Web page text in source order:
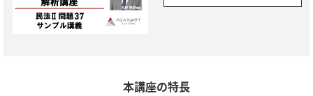
本講座の特長